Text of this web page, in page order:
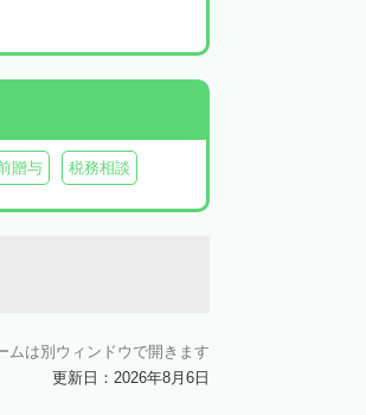
贈与 税務相談
ムは別ウィンドウで開きます
更新日：2026年8月6日